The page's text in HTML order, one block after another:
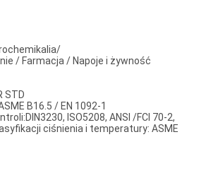
/ Farmacja / Napoje i żywność
STD
B16.5 / EN 1092-1
ISO5208, ANSI /FCI 70-2,
ciśnienia i temperatury: ASME